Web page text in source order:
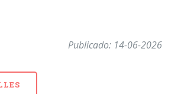
Publicado: 14-06-2026